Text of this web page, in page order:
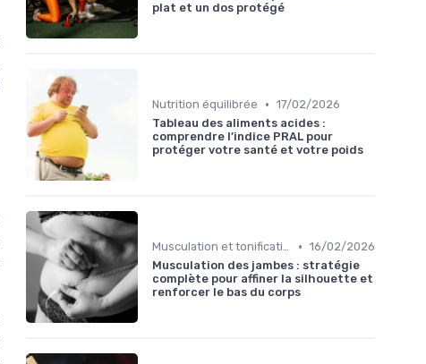
plat et un dos protégé
Nutrition équilibrée • 17/02/2026
Tableau des aliments acides :
comprendre l’indice PRAL pour
protéger votre santé et votre poids
Musculation et tonification • 16/02/2026
Musculation des jambes : stratégie
complète pour affiner la silhouette et
renforcer le bas du corps